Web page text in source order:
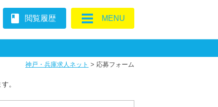
MENU
book 閲覧履歴
神戸・兵庫求人ネット > 応募フォーム
。